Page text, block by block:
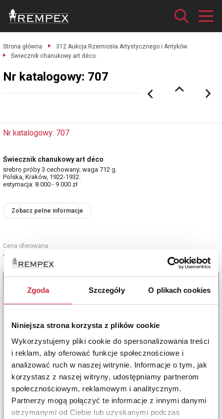
Zgoda Szczegóły O plikach cookies
Niniejsza strona korzysta z plików cookie
Wykorzystujemy pliki cookie do spersonalizowania treści
i reklam, aby oferować funkcje społecznościowe i
analizować ruch w naszej witrynie. Informacje o tym, jak
korzystasz z naszej witryny, udostępniamy partnerom
społecznościowym, reklamowym i analitycznym.
Partnerzy mogą połączyć te informacje z innymi danymi
otrzymanymi od Ciebie lub uzyskanymi podczas
Strona główna
312 Aukcja Rzemiosła Artystycznego i Antyków
Świecznik chanukowy art déco.
Nr katalogowy: 707
Nr katalogowy: 707
Świecznik chanukowy art déco
srebro próby 3 cechowany; waga 712 g.
Polska, Kraków, 1922-1932.
estymacja: 8 000 - 9 000 zł
Zobacz pełne informacje
Cena oferowana
7 500 zł